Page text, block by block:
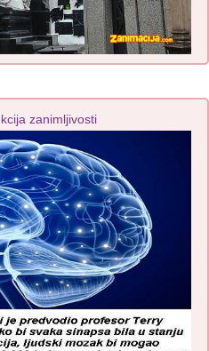
zanimljivosti